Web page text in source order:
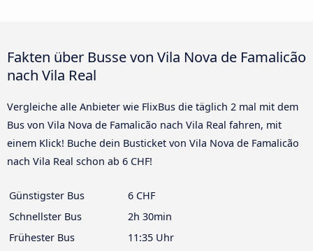
Fakten über Busse von Vila Nova de Famalicão
nach Vila Real
Vergleiche alle Anbieter wie FlixBus die täglich 2 mal mit dem
Bus von Vila Nova de Famalicão nach Vila Real fahren, mit
einem Klick! Buche dein Busticket von Vila Nova de Famalicão
nach Vila Real schon ab 6 CHF!
Günstigster Bus
6 CHF
Schnellster Bus
2h 30min
Frühester Bus
11:35 Uhr